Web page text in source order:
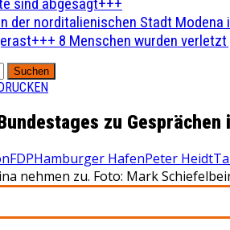
der norditalienischen Stadt
8 Menschen wurden
zu Gesprächen
FDPHamburger HafenPeter Heidt
nehmen zu. Foto: Mark